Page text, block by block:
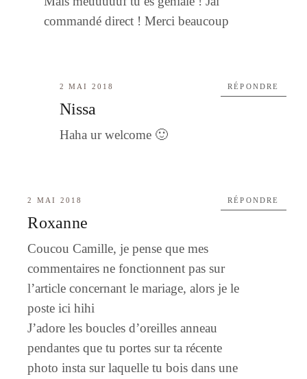
commandé direct ! Merci beaucoup
2 MAI 2018
Nissa
Haha ur welcome 🙂
RÉPONDRE
2 MAI 2018
Roxanne
Coucou Camille, je pense que mes
commentaires ne fonctionnent pas sur
l’article concernant le mariage, alors je le
poste ici hihi
J’adore les boucles d’oreilles anneau
pendantes que tu portes sur ta récente
photo insta sur laquelle tu bois dans une
RÉPONDRE